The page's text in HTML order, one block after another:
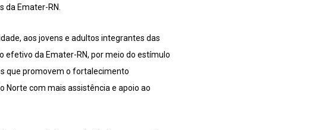
da Emater-RN.
aos jovens e adultos integrantes das
efetivo da Emater-RN, por meio do estímulo
que promovem o fortalecimento
Norte com mais assistência e apoio ao